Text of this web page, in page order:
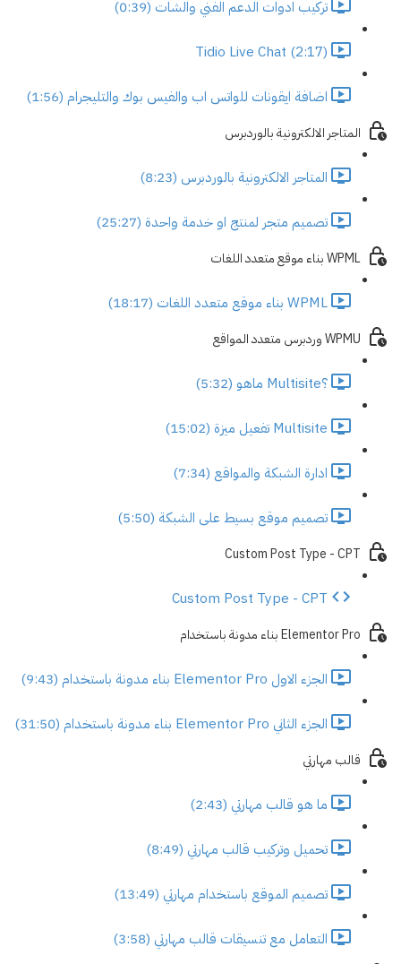
تركيب ادوات الدعم الفني والشات (0:39)
Tidio Live Chat (2:17)
اضافة ايقونات للواتس اب والفيس بوك والتليجرام (1:56)
المتاجر الالكترونية بالوردبرس
المتاجر الالكترونية بالوردبرس (8:23)
تصميم متجر لمنتج او خدمة واحدة (25:27)
WPML بناء موقع متعدد اللغات
WPML بناء موقع متعدد اللغات (18:17)
WPMU وردبرس متعدد المواقع
؟Multisite ماهو (5:32)
Multisite تفعيل ميزة (15:02)
ادارة الشبكة والمواقع (7:34)
تصميم موقع بسيط على الشبكة (5:50)
Custom Post Type - CPT
Custom Post Type - CPT
Elementor Pro بناء مدونة باستخدام
الجزء الاول Elementor Pro بناء مدونة باستخدام (9:43)
الجزء الثاني Elementor Pro بناء مدونة باستخدام (31:50)
قالب مهارتي
ما هو قالب مهارتي (2:43)
تحميل وتركيب قالب مهارتي (8:49)
تصميم الموقع باستخدام مهارتي (13:49)
التعامل مع تنسيقات قالب مهارتي (3:58)